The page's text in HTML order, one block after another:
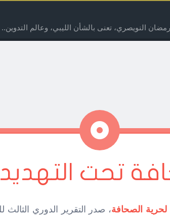
النويصري، تعنى بالشأن الليبي، وعالم التدوين..
ملاحظة
تحت التهديد
لحرية الصحافة